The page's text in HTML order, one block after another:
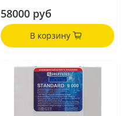
58000 руб
В корзину